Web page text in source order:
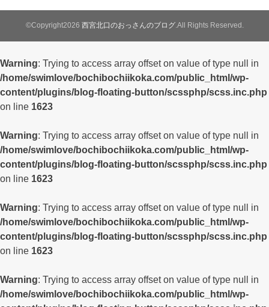
©Copyright2026 西宮北口のおっさんのブログ.All Rights Reserved.
Warning: Trying to access array offset on value of type null in
/home/swimlove/bochibochiikoka.com/public_html/wp-
content/plugins/blog-floating-button/scssphp/scss.inc.php
on line 1623
Warning: Trying to access array offset on value of type null in
/home/swimlove/bochibochiikoka.com/public_html/wp-
content/plugins/blog-floating-button/scssphp/scss.inc.php
on line 1623
Warning: Trying to access array offset on value of type null in
/home/swimlove/bochibochiikoka.com/public_html/wp-
content/plugins/blog-floating-button/scssphp/scss.inc.php
on line 1623
Warning: Trying to access array offset on value of type null in
/home/swimlove/bochibochiikoka.com/public_html/wp-